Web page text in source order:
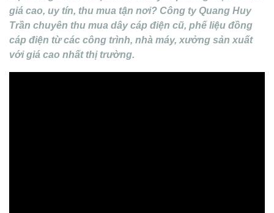
giá cao, uy tín, thu mua tận nơi? Công ty Quang Huy
Trần chuyên thu mua dây cáp điện cũ, phế liệu đồng
cáp điện từ các công trình, nhà máy, xưởng sản xuất
với giá cao nhất thị trường.